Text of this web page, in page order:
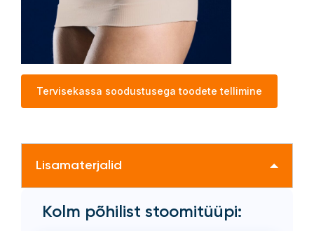
Tervisekassa soodustusega toodete tellimine
Lisamaterjalid
Kolm põhilist stoomitüüpi: